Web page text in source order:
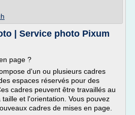
| Service photo Pixum
page ?
d'un ou plusieurs cadres
espaces réservés pour des
cadres peuvent être travaillés au
et l'orientation. Vous pouvez
cadres de mises en page.